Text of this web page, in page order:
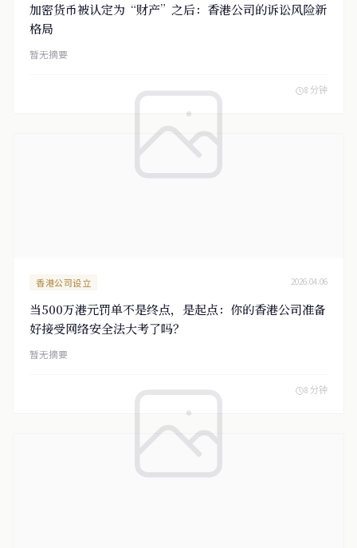
加密货币被认定为“财产”之后：香港公司的诉讼风险新
格局
暂无摘要
8 分钟
香港公司设立 2026.04.06
当500万港元罚单不是终点，是起点：你的香港公司准备
好接受网络安全法大考了吗？
暂无摘要
8 分钟